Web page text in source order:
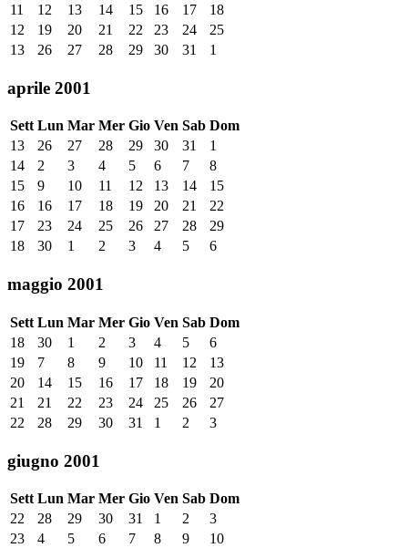
11
12 13 14 15 16 17
18
12
19 20 21 22 23 24
25
13
26 27 28 29 30 31 1
aprile 2001
Sett Lun Mar Mer Gio Ven Sab Dom
13
26 27 28 29 30 31
1
14
2 3 4 5 6 7
8
15
9 10 11 12 13 14
15
16
16 17 18 19 20 21
22
17
23 24 25 26 27 28
29
18
30 1 2 3 4 5 6
maggio 2001
Sett Lun Mar Mer Gio Ven Sab Dom
18
30 1 2 3 4 5
6
19
7 8 9 10 11 12
13
20
14 15 16 17 18 19
20
21
21 22 23 24 25 26
27
22
28 29 30 31 1 2 3
giugno 2001
Sett Lun Mar Mer Gio Ven Sab Dom
22
28 29 30 31 1 2
3
23
4 5 6 7 8 9
10